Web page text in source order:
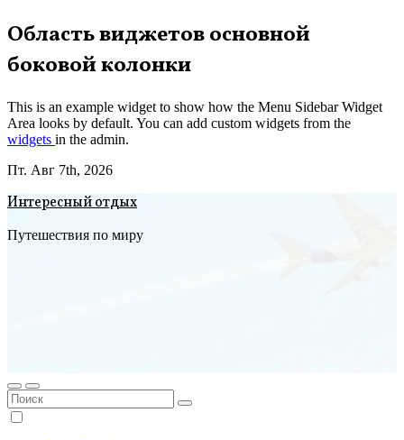
Перейти
к
содержимому
Область виджетов основной
боковой колонки
This is an example widget to show how the Menu Sidebar Widget
Area looks by default. You can add custom widgets from the
widgets in the admin.
Пт. Авг 7th, 2026
Интересный отдых
Путешествия по миру